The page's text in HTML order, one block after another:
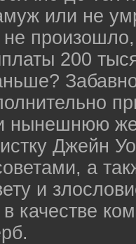
или не
не
200
нынешнюю
Джейн
а
и
качестве